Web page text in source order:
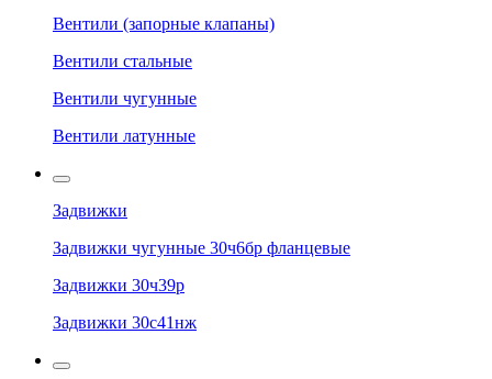
Вентили (запорные клапаны)
Вентили стальные
Вентили чугунные
Вентили латунные
Задвижки
Задвижки чугунные 30ч6бр фланцевые
Задвижки 30ч39р
Задвижки 30с41нж